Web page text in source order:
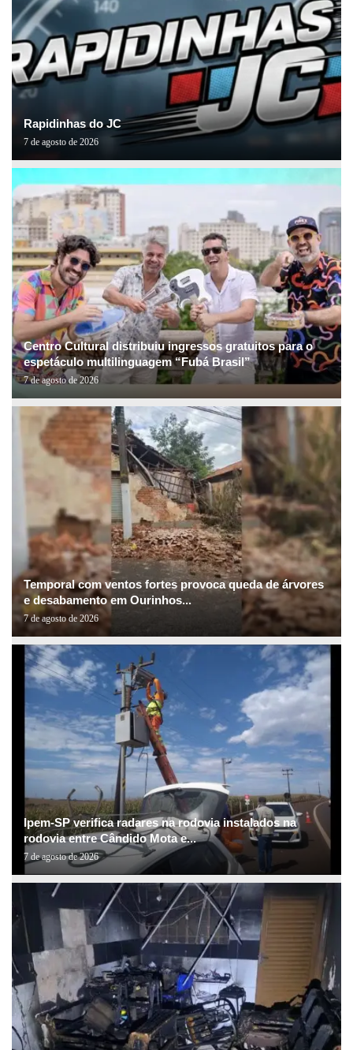
Rapidinhas do JC
7 de agosto de 2026
Centro Cultural distribuiu ingressos gratuitos para o
espetáculo multilinguagem “Fubá Brasil”
7 de agosto de 2026
Temporal com ventos fortes provoca queda de árvores
e desabamento em Ourinhos...
7 de agosto de 2026
Ipem-SP verifica radares na rodovia instalados na
rodovia entre Cândido Mota e...
7 de agosto de 2026